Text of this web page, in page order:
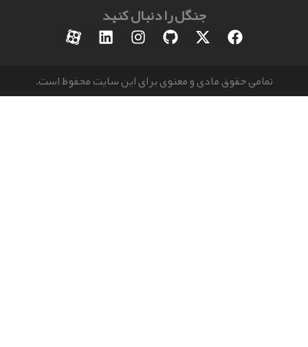
جنگل را دنبال کنید
حقوق مادی و معنوی برای این سایت محفوظ است.